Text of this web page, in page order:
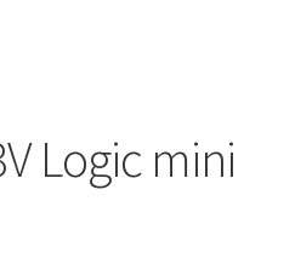
Logic mini